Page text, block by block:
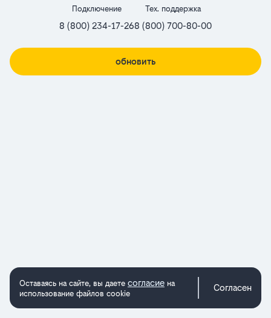
Подключение
8 (800) 234-17-26
Тех. поддержка
8 (800) 700-80-00
обновить
Оставаясь на сайте, вы даете согласие на
использование файлов cookie
Согласен